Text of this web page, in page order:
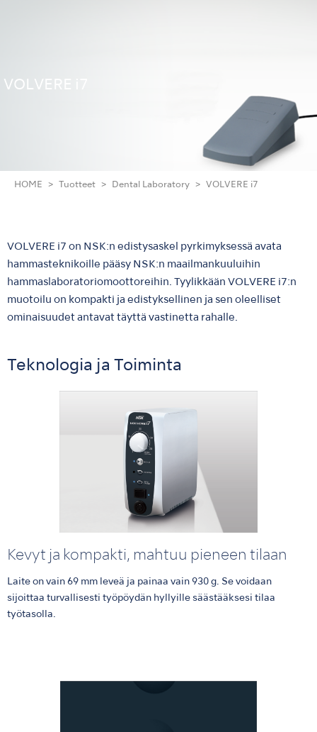
VOLVERE i7
HOME Tuotteet Dental Laboratory VOLVERE i7
VOLVERE i7 on NSK:n edistysaskel pyrkimyksessä avata
hammasteknikoille pääsy NSK:n maailmankuuluihin
hammaslaboratoriomoottoreihin. Tyylikkään VOLVERE i7:n
muotoilu on kompakti ja edistyksellinen ja sen oleelliset
ominaisuudet antavat täyttä vastinetta rahalle.
Teknologia ja Toiminta
Kevyt ja kompakti, mahtuu pieneen tilaan
Laite on vain 69 mm leveä ja painaa vain 930 g. Se voidaan
sijoittaa turvallisesti työpöydän hyllyille säästääksesi tilaa
työtasolla.